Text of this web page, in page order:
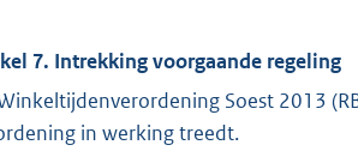
7. Intrekking voorgaande regeling
Soest 2013
in werking treedt.